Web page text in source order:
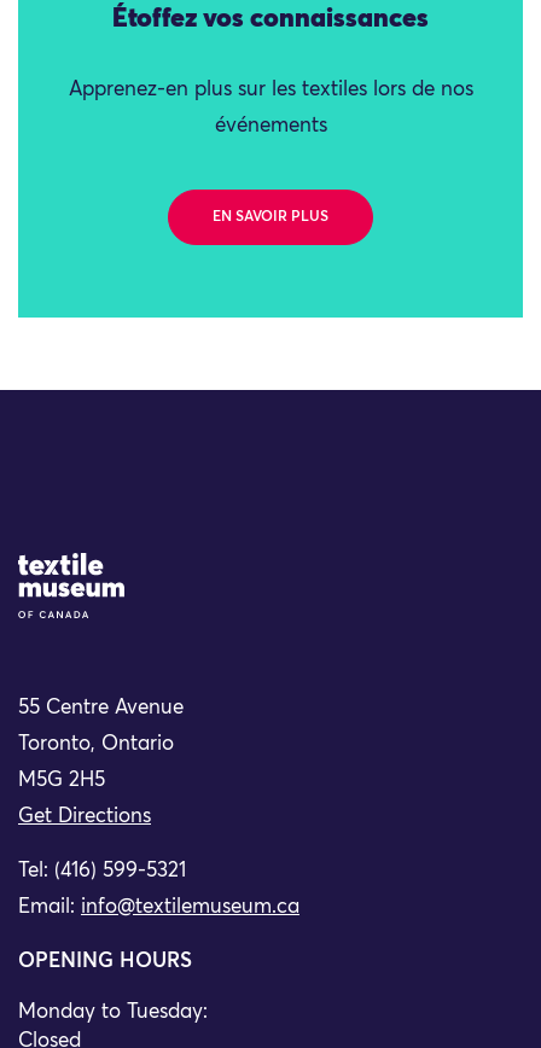
Étoffez vos connaissances
Apprenez-en plus sur les textiles lors de nos
événements
EN SAVOIR PLUS
Site Logo
55 Centre Avenue
Toronto, Ontario
M5G 2H5
Get Directions
Tel: (416) 599-5321
Email: info@textilemuseum.ca
OPENING HOURS
Monday to Tuesday:
Closed